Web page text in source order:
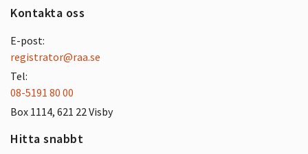
Kontakta oss
E-post:
registrator@raa.se
Tel:
08-5191 80 00
Box 1114, 621 22 Visby
Hitta snabbt